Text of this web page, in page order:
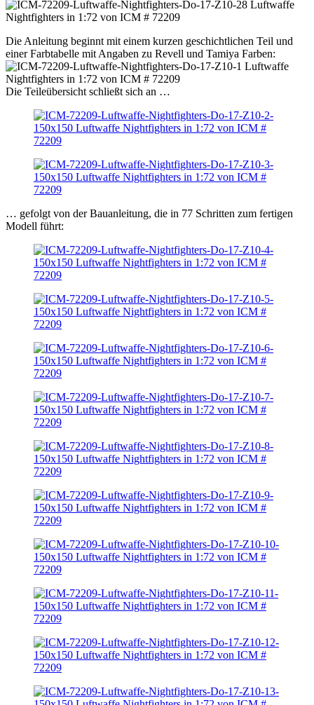
Die Anleitung beginnt mit einem kurzen geschichtlichen Teil und
einer Farbtabelle mit Angaben zu Revell und Tamiya Farben:
Die Teileübersicht schließt sich an …
… gefolgt von der Bauanleitung, die in 77 Schritten zum fertigen
Modell führt: